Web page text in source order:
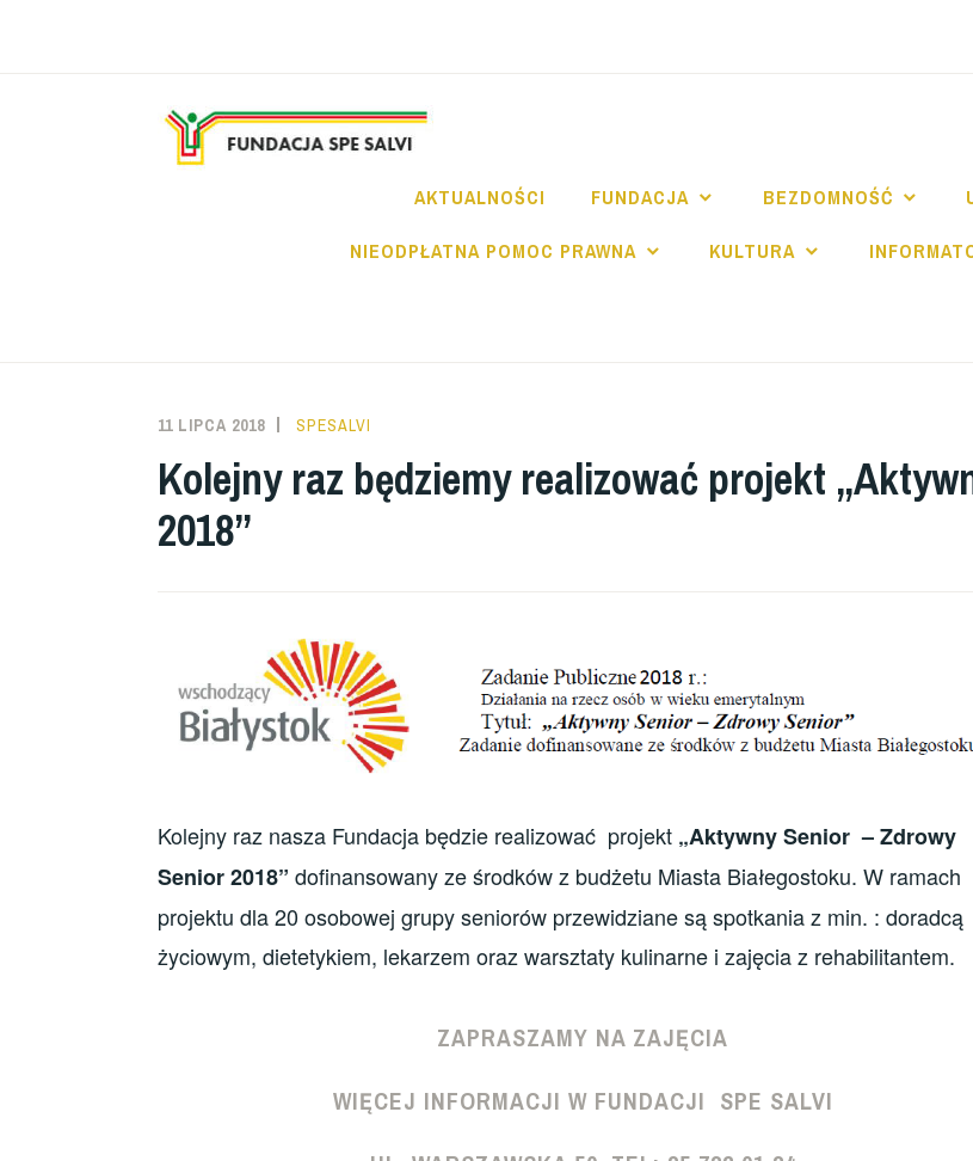
FUNDACJA SPE
AKTUALNOŚCI FUNDACJA BEZDOMNOŚĆ
NIEODPŁATNA POMOC PRAWNA KULTURA
11 LIPCA 2018 SPESALVI
Kolejny raz będziemy realizować projekt
2018”
Kolejny raz nasza Fundacja będzie realizować projekt „Aktywny Senior – Zdrowy
Senior 2018” dofinansowany ze środków z budżetu Miasta Białegostoku. W ramach
projektu dla 20 osobowej grupy seniorów przewidziane są spotkania z min. : doradcą
życiowym, dietetykiem, lekarzem oraz warsztaty kulinarne i zajęcia z rehabilitantem.
ZAPRASZAMY NA ZAJĘCIA
WIĘCEJ INFORMACJI W FUNDACJI SPE SALVI